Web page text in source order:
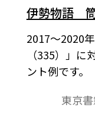
伊勢物語 筒
2017～2020
（335）」に
ント例です。
東京